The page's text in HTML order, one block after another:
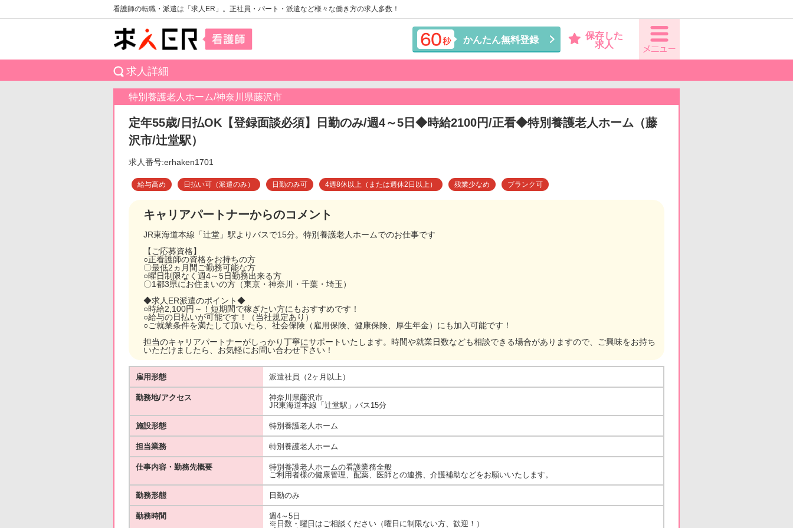
看護師の転職・派遣は「求人ER」。正社員・パート・派遣など様々な働き方の求人多数！
かんたん無料登録
保存した
求人
求人詳細
特別養護老人ホーム/神奈川県藤沢市
定年55歳/日払OK【登録面談必須】日勤のみ/週4～5日◆時給2100円/正看◆特別養護老人ホーム（藤
沢市/辻堂駅）
求人番号:erhaken1701
給与高め 日払い可（派遣のみ） 日勤のみ可 4週8休以上（または週休2日以上） 残業少なめ ブランク可
キャリアパートナーからのコメント
JR東海道本線「辻堂」駅よりバスで15分。特別養護老人ホームでのお仕事です
【ご応募資格】
○正看護師の資格をお持ちの方
〇最低2ヵ月間ご勤務可能な方
○曜日制限なく週4～5日勤務出来る方
〇1都3県にお住まいの方（東京・神奈川・千葉・埼玉）
◆求人ER派遣のポイント◆
○時給2,100円～！短期間で稼ぎたい方にもおすすめです！
○給与の日払いが可能です！（当社規定あり）
○ご就業条件を満たして頂いたら、社会保険（雇用保険、健康保険、厚生年金）にも加入可能です！
担当のキャリアパートナーがしっかり丁寧にサポートいたします。時間や就業日数なども相談できる場合がありますので、ご興味をお持ち
いただけましたら、お気軽にお問い合わせ下さい！
雇用形態 派遣社員（2ヶ月以上）
勤務地/アクセス
神奈川県藤沢市
JR東海道本線「辻堂駅」バス15分
施設形態 特別養護老人ホーム
担当業務 特別養護老人ホーム
仕事内容・勤務先概要
特別養護老人ホームの看護業務全般
ご利用者様の健康管理、配薬、医師との連携、介護補助などをお願いいたします。
勤務形態 日勤のみ
勤務時間
週4～5日
※日数・曜日はご相談ください（曜日に制限ない方、歓迎！）